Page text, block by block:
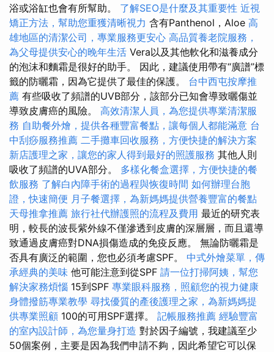
浴或浴缸也會有所幫助。 了解SEO是什麼及其重要性 近視
矯正方法，幫助您重獲清晰視力 含有Panthenol，Aloe 高
雄地區的清潔公司，專業服務更安心 高品質養老院服務，
為父母提供安心的晚年生活 Vera以及其他軟化和滋養成分
的泡沫和麵霜是很好的助手。 因此，建議使用帶有“廣譜”標
籤的防曬霜，因為它提供了最佳的保護。 台中西屯按摩推
薦 有些吸收了頻譜的UVB部分，該部分已知會導致曬傷並
導致皮膚癌的風險。 高效清潔人員，為您提供專業清潔服
務 自助餐外燴，提供各種豐富餐點，讓每個人都能滿意 台
中刮痧服務推薦 二手攤車回收服務，方便快捷的解決方案
新店護理之家，讓您的家人得到最好的照護服務 其他人則
吸收了頻譜的UVA部分。 多樣化餐盒選擇，方便快捷的餐
飲服務 了解白內障手術的過程與恢復時間 如何辦理台胞
證，快速簡便 月子餐選擇，為新媽媽提供營養豐富的餐點
天母推拿推薦 旅行社代辦護照的流程及費用 最近的研究表
明，較長的波長紫外線不僅滲透到皮膚的深層層，而且還導
致通過皮膚癌對DNA損傷造成的免疫反應。 無論防曬霜是
否具有廣泛的範圍，您也必須考慮SPF。 中式外燴菜單，傳
承經典的美味 他可能注意到從SPF 請一位打掃阿姨，幫您
解決家務煩惱 15到SPF 專業眼科服務，照顧您的視力健康
身體撥筋專業教學 尋找優質的產後護理之家，為新媽媽提
供專業照顧 100的可用SPF選擇。 記帳服務推薦 經驗豐富
的室內設計師，為您量身打造 對於因子編號，我建議至少
50個案例，主要是因為我們申請不夠，因此希望它可以保